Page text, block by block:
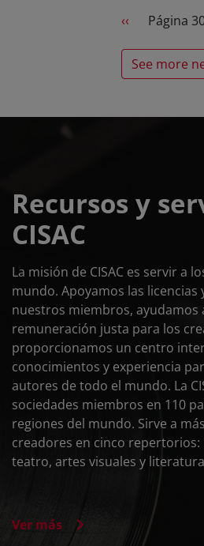
PaginationPrevious page
‹‹ Página
See more
Recursos y
CISAC
La misión de CISAC es servir a
mundo. Apoyamos las licencias
nuestros miembros, ayudamos
remuneración justa para los
proporcionamos un centro
conocimientos y experiencia
autores de todo el mundo. La
sociedades miembros en 110
regiones del mundo. Sirve a
creadores en cinco repertorios:
teatro, artes visuales y
Ver más